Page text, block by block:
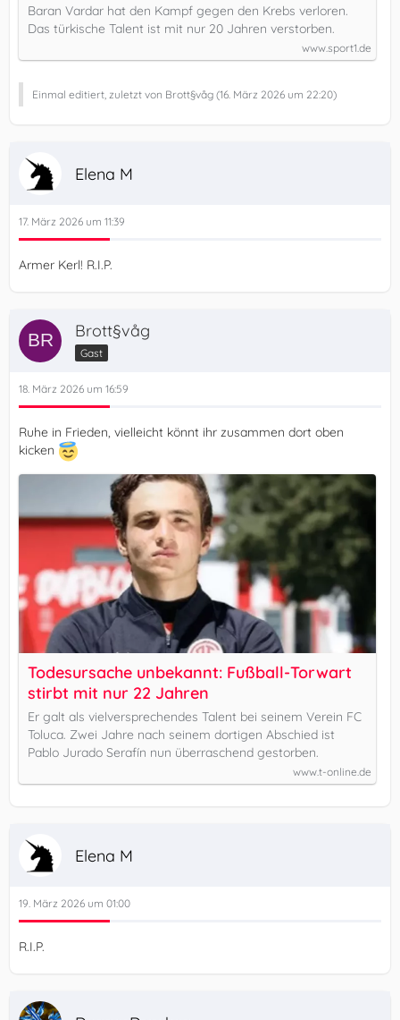
Baran Vardar hat den Kampf gegen den Krebs verloren.
Das türkische Talent ist mit nur 20 Jahren verstorben.
www.sport1.de
Einmal editiert, zuletzt von Brott§våg (16. März 2026 um 22:20)
Elena M
17. März 2026 um 11:39
Armer Kerl! R.I.P.
Brott§våg
Gast
18. März 2026 um 16:59
Ruhe in Frieden, vielleicht könnt ihr zusammen dort oben
kicken
Todesursache unbekannt: Fußball-Torwart
stirbt mit nur 22 Jahren
Er galt als vielversprechendes Talent bei seinem Verein FC
Toluca. Zwei Jahre nach seinem dortigen Abschied ist
Pablo Jurado Serafín nun überraschend gestorben.
www.t-online.de
Elena M
19. März 2026 um 01:00
R.I.P.